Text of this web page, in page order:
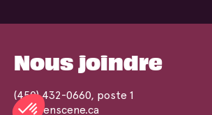
Nous joindre
(450) 432-0660, poste 1
info@enscene.ca